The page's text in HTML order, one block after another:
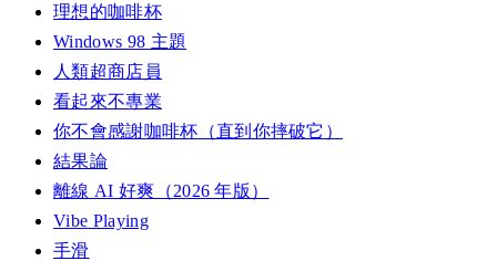
理想的咖啡杯
Windows 98 主題
人類超商店員
看起來不專業
你不會感謝咖啡杯（直到你摔破它）
結果論
離線 AI 好爽（2026 年版）
Vibe Playing
手滑